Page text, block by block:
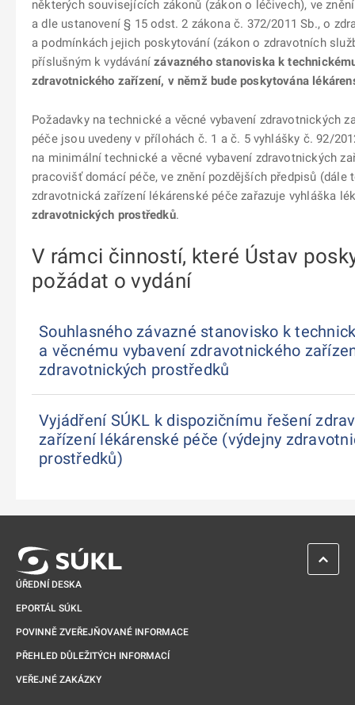
některých souvisejících zákonů (zákon o léčivech), ve
a dle ustanovení § 15 odst. 2 zákona č. 372/2011 Sb., o
a podmínkách jejich poskytování (zákon o zdravotních
příslušným k vydávánízávazného stanoviska k
zdravotnického zařízení, v němž bude poskytována
Požadavky na technické a věcné vybavení zdravotnických
péče jsou uvedeny v přílohách č. 1 a č. 5 vyhlášky č. 92/
na minimální technické a věcné vybavení zdravotnických
pracovišť domácí péče, ve znění pozdějších předpisů (dále
zdravotnická zařízení lékárenské péče zařazuje vyhláška
zdravotnických prostředků.
V rámci činností, které Ústav
požádat o vydání
Souhlasného závazné stanovisko k
a věcnému vybavení zdravotnického
zdravotnických prostředků
Vyjádření SÚKL k dispozičnímu řešení
zařízení lékárenské péče (výdejny
prostředků)
ÚŘEDNÍ DESKA
EPORTÁL SÚKL
POVINNĚ ZVEŘEJŇOVANÉ INFORMACE
PŘEHLED DŮLEŽITÝCH INFORMACÍ
VEŘEJNÉ ZAKÁZKY
ZPĚT